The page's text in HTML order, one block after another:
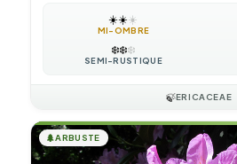
☀️☀️☀️
MI-OMBRE
❄️❄️❄️
SEMI-RUSTIQUE
🍃ERICACEAE
🌲ARBUSTE